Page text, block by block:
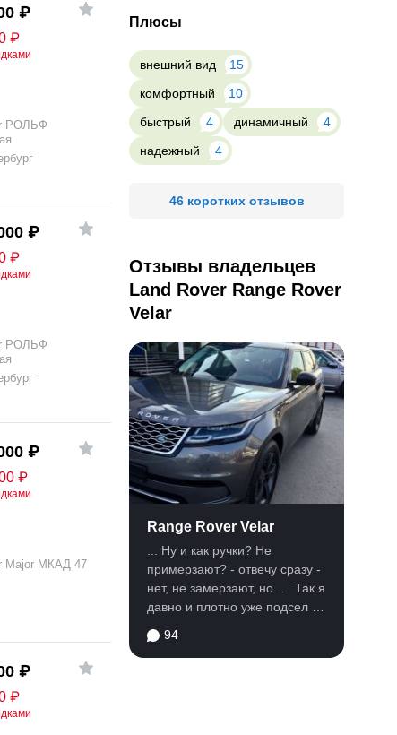
₽
₽
РОЛЬФ
₽
₽
РОЛЬФ
₽
₽
Major МКАД 47
₽
₽
Плюсы
внешний вид
15
комфортный
10
быстрый
4 динамичный
4
надежный
4
46 коротких отзывов
Отзывы владельцев
Land Rover Range Rover
Velar
Range Rover Velar
... Ну и как ручки? Не
примерзают? - отвечу сразу -
нет, не замерзают, но... Так я
давно и плотно уже подсел на
94